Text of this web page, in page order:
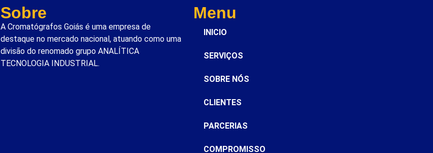
Sobre
A Cromatógrafos Goiás é uma empresa de
destaque no mercado nacional, atuando como uma
divisão do renomado grupo ANALÍTICA
TECNOLOGIA INDUSTRIAL.
Menu
INICIO
SERVIÇOS
SOBRE NÓS
CLIENTES
PARCERIAS
COMPROMISSO